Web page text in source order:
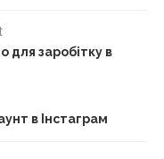
для заробітку в
в Інстаграм